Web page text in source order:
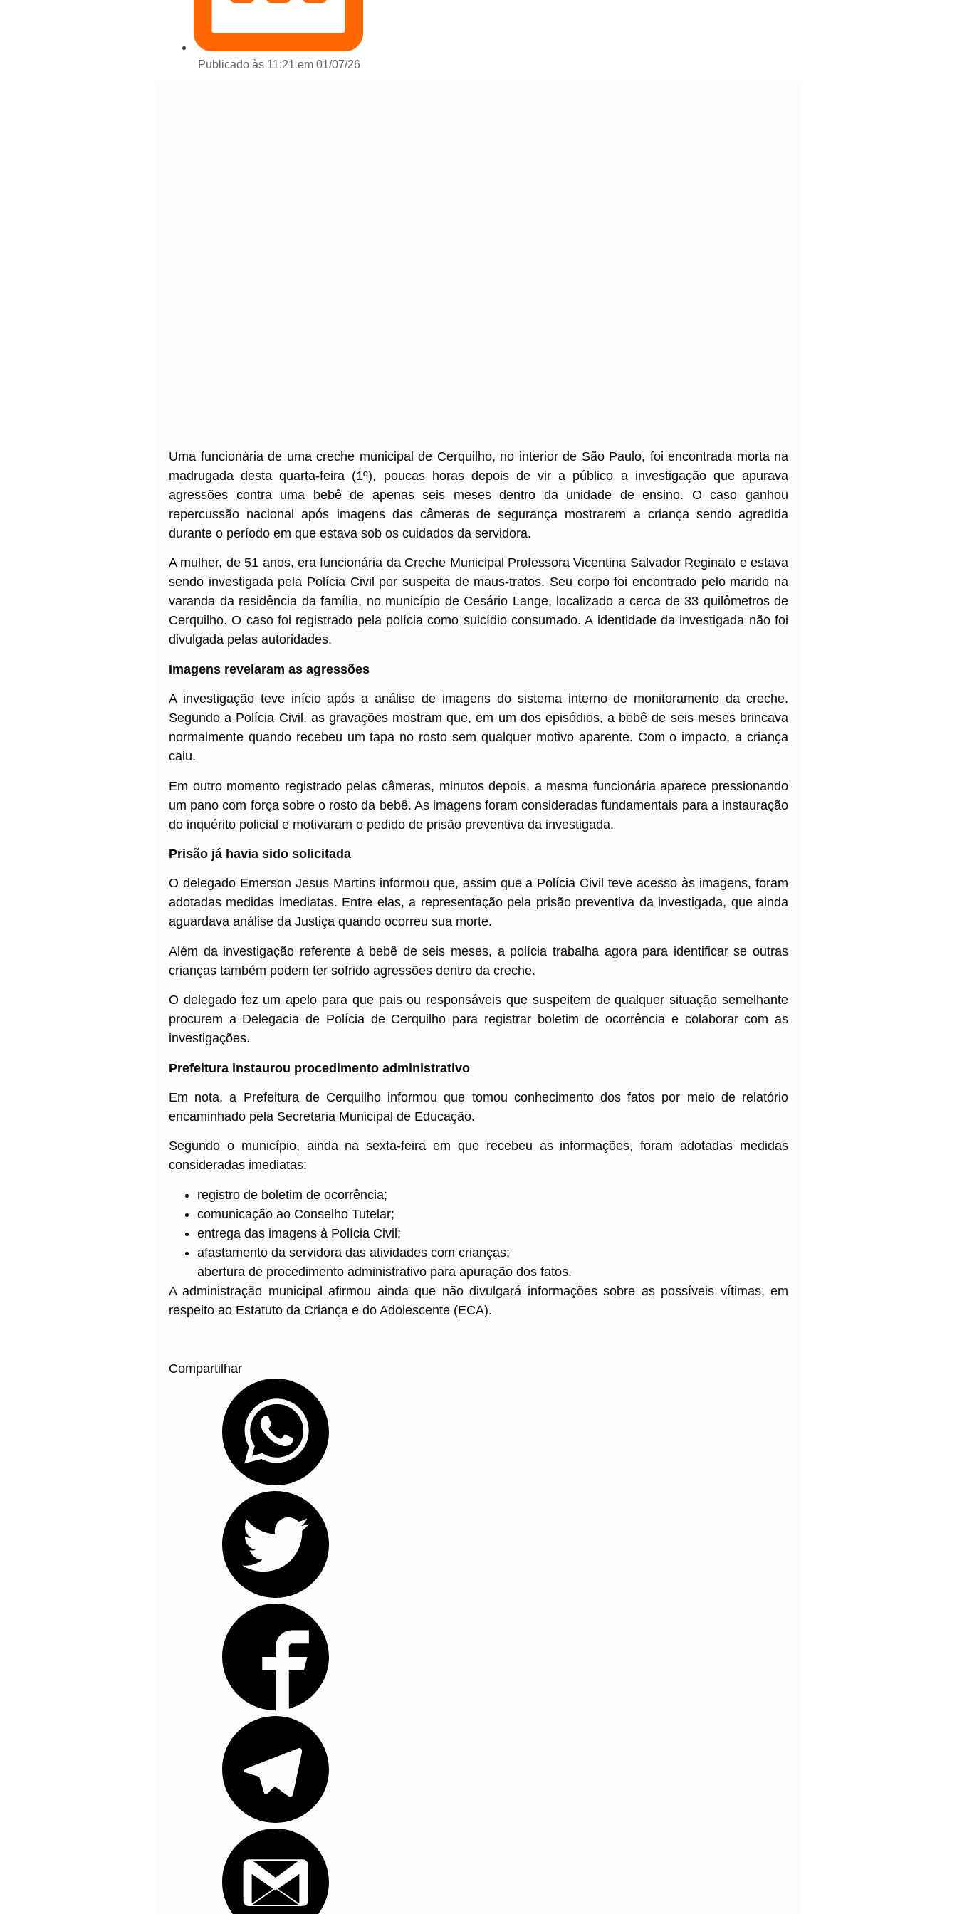
Publicado às 11:21 em 01/07/26
Uma funcionária de uma creche municipal de Cerquilho, no interior de São Paulo, foi encontrada morta na
madrugada desta quarta-feira (1º), poucas horas depois de vir a público a investigação que apurava
agressões contra uma bebê de apenas seis meses dentro da unidade de ensino. O caso ganhou
repercussão nacional após imagens das câmeras de segurança mostrarem a criança sendo agredida
durante o período em que estava sob os cuidados da servidora.
A mulher, de 51 anos, era funcionária da Creche Municipal Professora Vicentina Salvador Reginato e estava
sendo investigada pela Polícia Civil por suspeita de maus-tratos. Seu corpo foi encontrado pelo marido na
varanda da residência da família, no município de Cesário Lange, localizado a cerca de 33 quilômetros de
Cerquilho. O caso foi registrado pela polícia como suicídio consumado. A identidade da investigada não foi
divulgada pelas autoridades.
Imagens revelaram as agressões
A investigação teve início após a análise de imagens do sistema interno de monitoramento da creche.
Segundo a Polícia Civil, as gravações mostram que, em um dos episódios, a bebê de seis meses brincava
normalmente quando recebeu um tapa no rosto sem qualquer motivo aparente. Com o impacto, a criança
caiu.
Em outro momento registrado pelas câmeras, minutos depois, a mesma funcionária aparece pressionando
um pano com força sobre o rosto da bebê. As imagens foram consideradas fundamentais para a instauração
do inquérito policial e motivaram o pedido de prisão preventiva da investigada.
Prisão já havia sido solicitada
O delegado Emerson Jesus Martins informou que, assim que a Polícia Civil teve acesso às imagens, foram
adotadas medidas imediatas. Entre elas, a representação pela prisão preventiva da investigada, que ainda
aguardava análise da Justiça quando ocorreu sua morte.
Além da investigação referente à bebê de seis meses, a polícia trabalha agora para identificar se outras
crianças também podem ter sofrido agressões dentro da creche.
O delegado fez um apelo para que pais ou responsáveis que suspeitem de qualquer situação semelhante
procurem a Delegacia de Polícia de Cerquilho para registrar boletim de ocorrência e colaborar com as
investigações.
Prefeitura instaurou procedimento administrativo
Em nota, a Prefeitura de Cerquilho informou que tomou conhecimento dos fatos por meio de relatório
encaminhado pela Secretaria Municipal de Educação.
Segundo o município, ainda na sexta-feira em que recebeu as informações, foram adotadas medidas
consideradas imediatas:
registro de boletim de ocorrência;
comunicação ao Conselho Tutelar;
entrega das imagens à Polícia Civil;
afastamento da servidora das atividades com crianças;
abertura de procedimento administrativo para apuração dos fatos.
A administração municipal afirmou ainda que não divulgará informações sobre as possíveis vítimas, em
respeito ao Estatuto da Criança e do Adolescente (ECA).
Compartilhar